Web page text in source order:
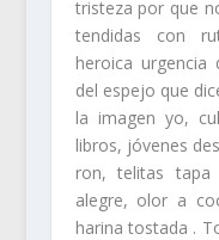
tristeza por que
tendidas con
heroica
del espejo que
la imagen yo,
libros, jóvenes
ron, telitas tapa
alegre, olor a
harina tostada .